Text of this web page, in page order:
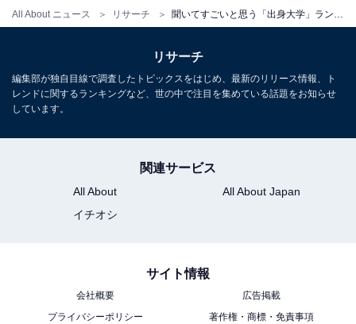
All About ニュース リサーチ
1
リサーチ
編集部が独自目線で調査したトピックスをはじめ、最新のリリース情報、ト
レンドに関するランキングなど、世の中で注目を集めている話題をお知らせ
しています。
関連サービス
All About
All About Japan
イチオシ
サイト情報
会社概要
広告掲載
プライバシーポリシー
著作権・商標・免責事項